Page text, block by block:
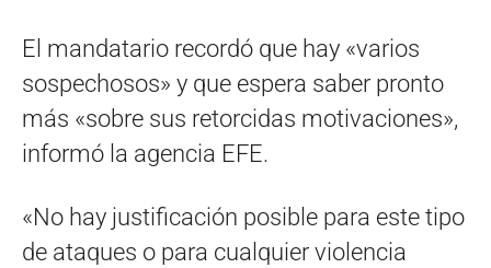
El mandatario recordó que hay «varios
sospechosos» y que espera saber pronto
más «sobre sus retorcidas motivaciones»,
informó la agencia EFE.
«No hay justificación posible para este tipo
de ataques o para cualquier violencia